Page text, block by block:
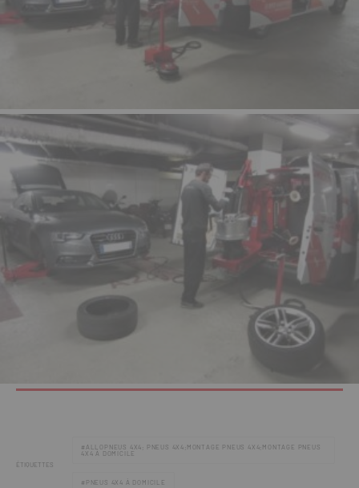
ÉTIQUETTES
ALLOPNEUS 4X4; PNEUS 4X4;MONTAGE PNEUS 4X4;MONTAGE PNEUS
4X4 À DOMICILE
PNEUS 4X4 À DOMICILE